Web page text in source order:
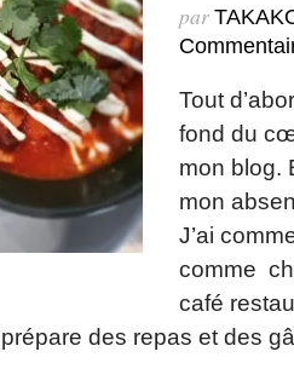
par
Tout
fond du
mon blog.
mon
J’ai
comme
café
des repas et des